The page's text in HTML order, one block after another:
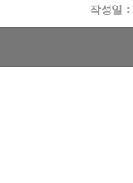
작성일